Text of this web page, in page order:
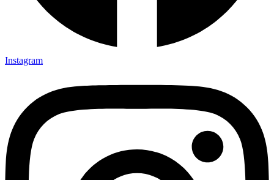
Instagram